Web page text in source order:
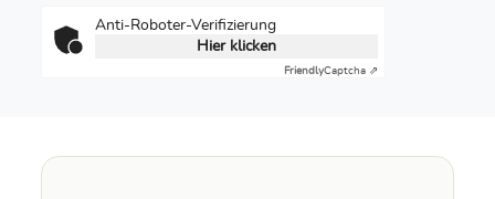
Anti-Roboter-Verifizierung
Hier klicken
FriendlyCaptcha ⇗